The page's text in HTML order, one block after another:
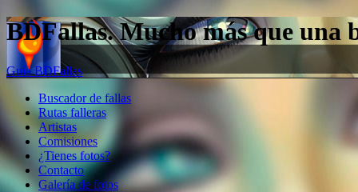
BDFallas. Mucho más que una
Guía BDFallas
Buscador de fallas
Rutas falleras
Artistas
Comisiones
¿Tienes fotos?
Contacto
Galería de fotos